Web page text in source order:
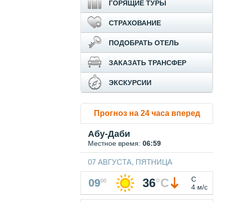
ГОРЯЩИЕ ТУРЫ
СТРАХОВАНИЕ
ПОДОБРАТЬ ОТЕЛЬ
ЗАКАЗАТЬ ТРАНСФЕР
ЭКСКУРСИИ
Прогноз на 24 часа вперед
Абу-Даби
Местное время: 06:59
07 АВГУСТА, ПЯТНИЦА
0900 36°C
С
4 м/с